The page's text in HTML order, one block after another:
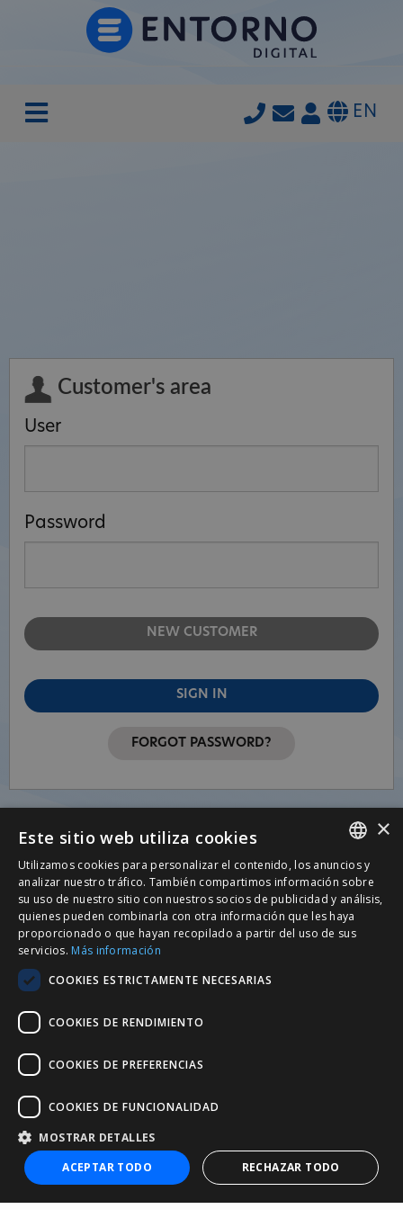
EN
Customer's area
User
Password
NEW CUSTOMER
SIGN IN
FORGOT PASSWORD?
+34 932 20 21 30
nic@entorno.es
SPANISH
CATALÀ
ENGLISH
×
Este sitio web utiliza cookies
Utilizamos cookies para personalizar el contenido, los anuncios y
analizar nuestro tráfico. También compartimos información sobre
su uso de nuestro sitio con nuestros socios de publicidad y análisis,
quienes pueden combinarla con otra información que les haya
proporcionado o que hayan recopilado a partir del uso de sus
servicios. Más información
COOKIES ESTRICTAMENTE NECESARIAS
COOKIES DE RENDIMIENTO
COOKIES DE PREFERENCIAS
COOKIES DE FUNCIONALIDAD
MOSTRAR DETALLES
ACEPTAR TODO
RECHAZAR TODO